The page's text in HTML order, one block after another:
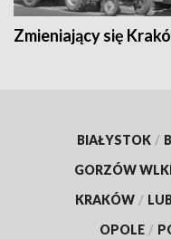
Zmieniający się
BIAŁYSTOK /
GORZÓW
KRAKÓW /
OPOLE /